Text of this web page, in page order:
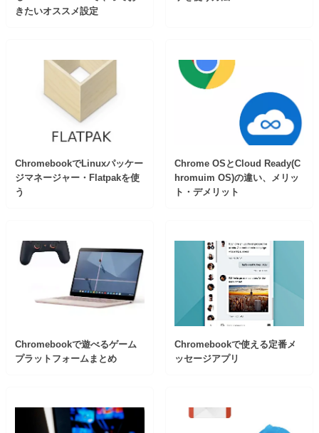
きたいオススメ設定
ChromebookでLinuxパッケー
ジマネージャー・Flatpakを使
う
Chrome OSとCloud Ready(C
hromuim OS)の違い、メリッ
ト・デメリット
Chromebookで遊べるゲーム
プラットフォームまとめ
Chromebookで使える定番メ
ッセージアプリ